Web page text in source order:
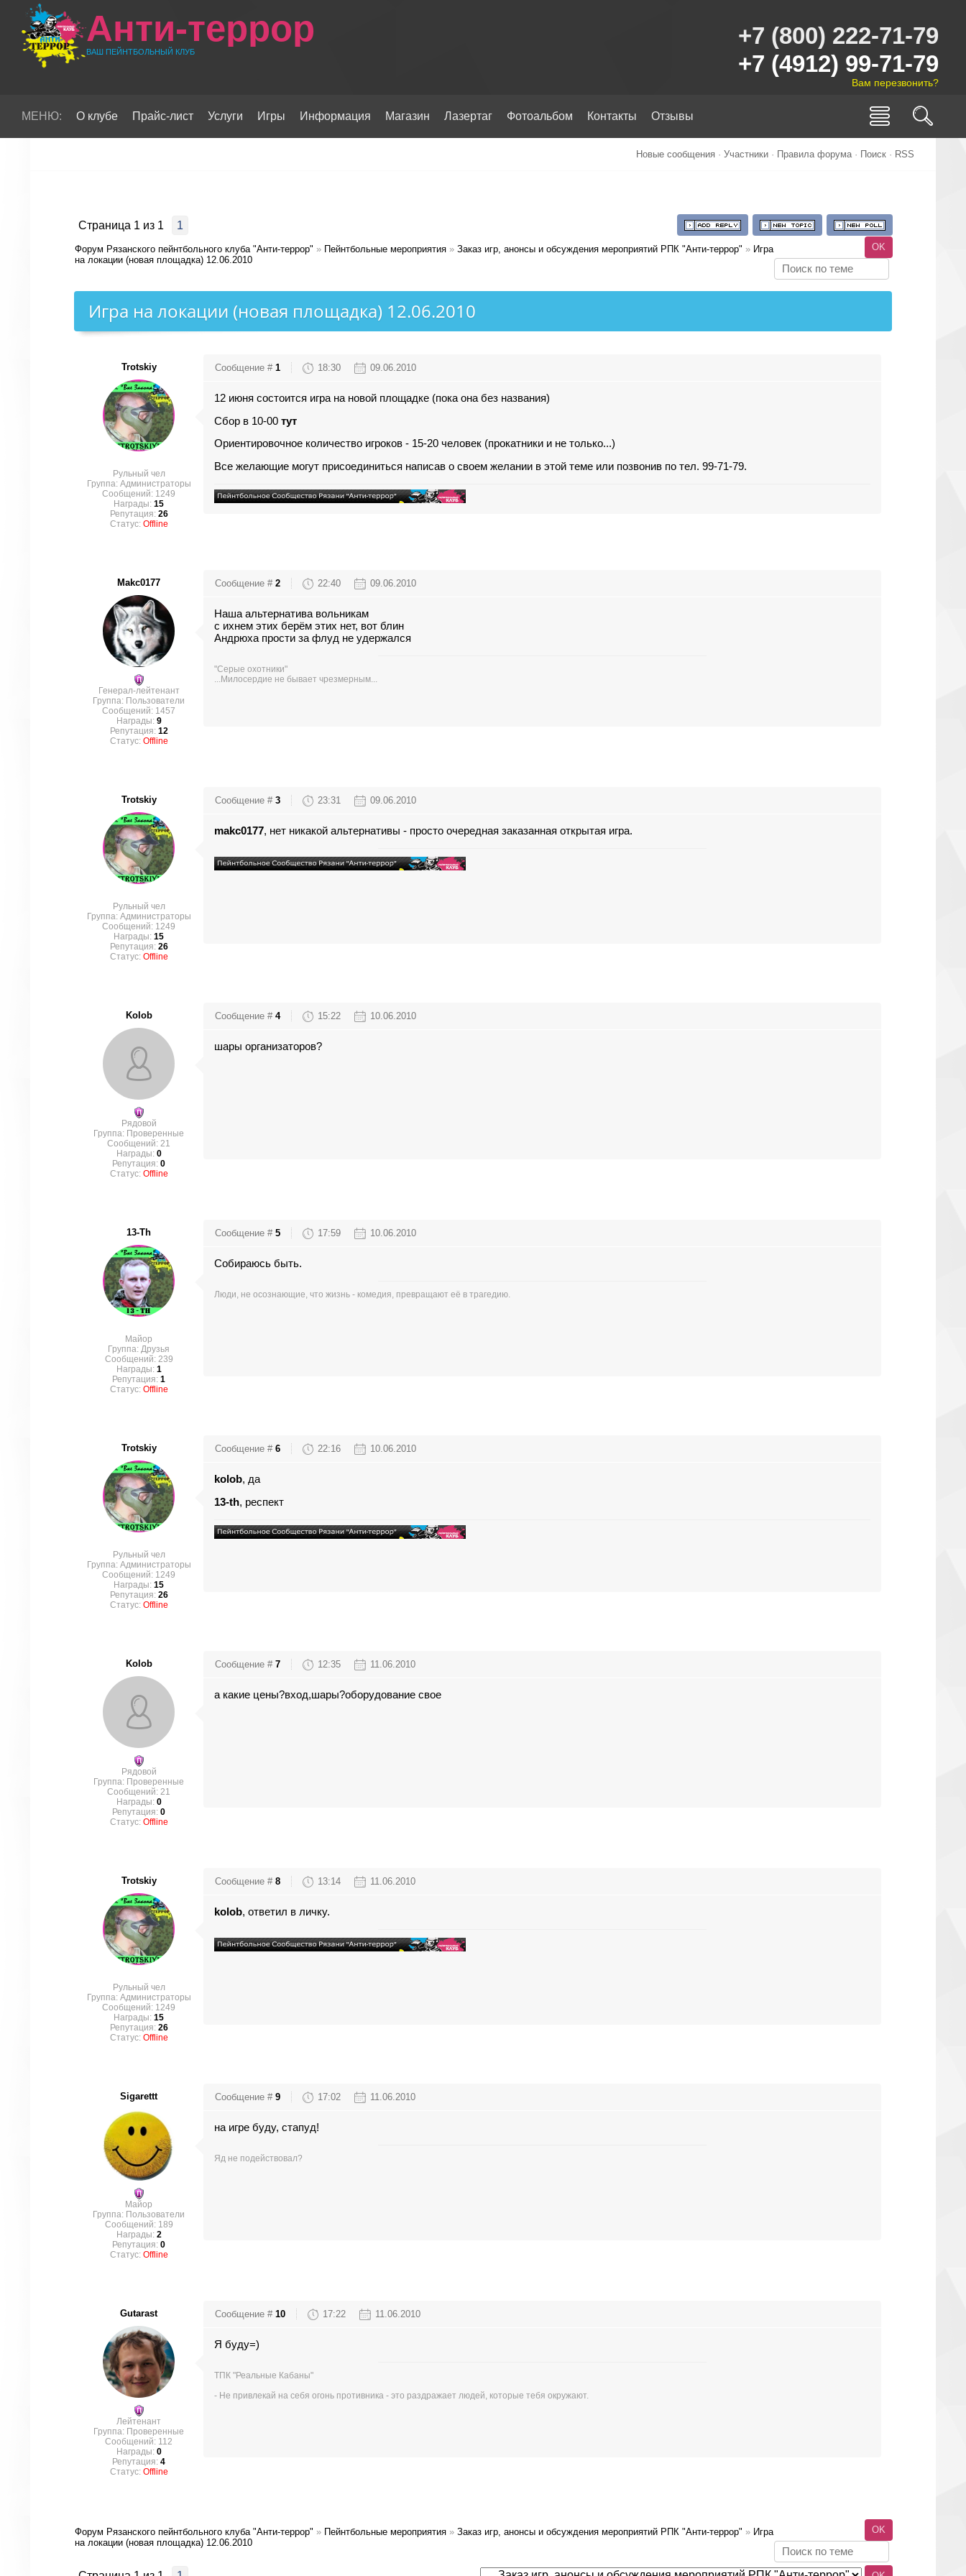
Анти-террор
ВАШ ПЕЙНТБОЛЬНЫЙ КЛУБ
+7 (800) 222-71-79
+7 (4912) 99-71-79
Вам перезвонить?
МЕНЮ: О клубе Прайс-лист Услуги Игры Информация Магазин Лазертаг Фотоальбом Контакты Отзывы
Новые сообщения · Участники · Правила форума· Поиск · RSS
Страница 1 из 1 1
Форум Рязанского пейнтбольного клуба "Анти-террор" » Пейнтбольные мероприятия » Заказ игр, анонсы и обсуждения мероприятий РПК "Анти-террор" » Игра
на локации (новая площадка) 12.06.2010
Игра на локации (новая площадка) 12.06.2010
Trotskiy
Рульный чел
Группа: Администраторы
Сообщений: 1249
Награды: 15
Репутация: 26
Статус: Offline
Сообщение # 1 18:30 09.06.2010
12 июня состоится игра на новой площадке (пока она без названия)
Сбор в 10-00 тут
Ориентировочное количество игроков - 15-20 человек (прокатники и не только...)
Все желающие могут присоединиться написав о своем желании в этой теме или позвонив по тел. 99-71-79.
Makc0177
Генерал-лейтенант
Группа: Пользователи
Сообщений: 1457
Награды: 9
Репутация: 12
Статус: Offline
Сообщение # 2 22:40 09.06.2010
Наша альтернатива вольникам
с ихнем этих берём этих нет, вот блин
Андрюха прости за флуд не удержался
"Серые охотники"
...Милосердие не бывает чрезмерным...
Trotskiy
Рульный чел
Группа: Администраторы
Сообщений: 1249
Награды: 15
Репутация: 26
Статус: Offline
Сообщение # 3 23:31 09.06.2010
makc0177, нет никакой альтернативы - просто очередная заказанная открытая игра.
Kolob
Рядовой
Группа: Проверенные
Сообщений: 21
Награды: 0
Репутация: 0
Статус: Offline
Сообщение # 4 15:22 10.06.2010
шары организаторов?
13-Th
Майор
Группа: Друзья
Сообщений: 239
Награды: 1
Репутация: 1
Статус: Offline
Сообщение # 5 17:59 10.06.2010
Собираюсь быть.
Люди, не осознающие, что жизнь - комедия, превращают её в трагедию.
Trotskiy
Рульный чел
Группа: Администраторы
Сообщений: 1249
Награды: 15
Репутация: 26
Статус: Offline
Сообщение # 6 22:16 10.06.2010
kolob, да
13-th, респект
Kolob
Рядовой
Группа: Проверенные
Сообщений: 21
Награды: 0
Репутация: 0
Статус: Offline
Сообщение # 7 12:35 11.06.2010
а какие цены?вход,шары?оборудование свое
Trotskiy
Рульный чел
Группа: Администраторы
Сообщений: 1249
Награды: 15
Репутация: 26
Статус: Offline
Сообщение # 8 13:14 11.06.2010
kolob, ответил в личку.
Sigarettt
Майор
Группа: Пользователи
Сообщений: 189
Награды: 2
Репутация: 0
Статус: Offline
Сообщение # 9 17:02 11.06.2010
на игре буду, стапуд!
Яд не подействовал?
Gutarast
Лейтенант
Группа: Проверенные
Сообщений: 112
Награды: 0
Репутация: 4
Статус: Offline
Сообщение # 10 17:22 11.06.2010
Я буду=)
ТПК "Реальные Кабаны"
- Не привлекай на себя огонь противника - это раздражает людей, которые тебя окружают.
Форум Рязанского пейнтбольного клуба "Анти-террор" » Пейнтбольные мероприятия » Заказ игр, анонсы и обсуждения мероприятий РПК "Анти-террор" » Игра
на локации (новая площадка) 12.06.2010